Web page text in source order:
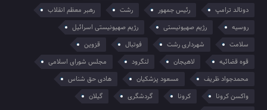
دونالد ترامپ
رئیس جمهور رشت
رهبر معظم انقلاب
روسیه
رژیم صهیونیستی
رژیم صهیونیستی اسرائیل
سلامت
شهرداری رشت فوتبال
قزوین
قوه قضائیه
لاهیجان لنگرود
مجلس شورای اسلامی
محمدجواد ظریف
مسعود پزشکیان
هادی حق شناس
واکسن کرونا
کرونا گردشگری
گیلان